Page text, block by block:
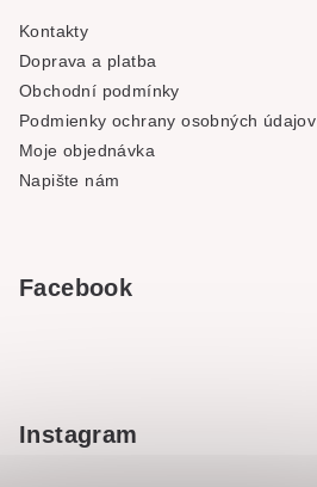
Kontakty
Doprava a platba
Obchodní podmínky
Podmienky ochrany osobných údajov
Moje objednávka
Napište nám
Facebook
Instagram